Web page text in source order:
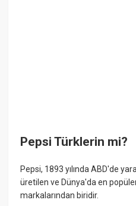
Pepsi Türklerin mi?
Pepsi, 1893 yılında ABD'de
üretilen ve Dünya'da en
markalarından biridir.